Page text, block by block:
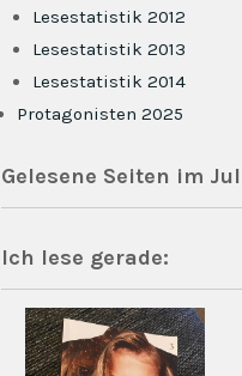
Lesestatistik 2012
Lesestatistik 2013
Lesestatistik 2014
Protagonisten 2025
Gelesene Seiten im
Ich lese gerade: